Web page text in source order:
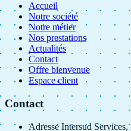
Accueil
Notre société
Notre métier
Nos prestations
Actualités
Contact
Offre bienvenue
Espace client
Contact
Adresse Intersud